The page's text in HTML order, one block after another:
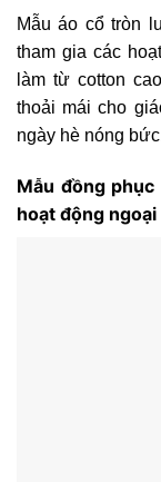
Mẫu áo cổ tròn
tham gia các
làm từ cotton
thoải mái cho
ngày hè nóng
Mẫu đồng
hoạt động ngoại